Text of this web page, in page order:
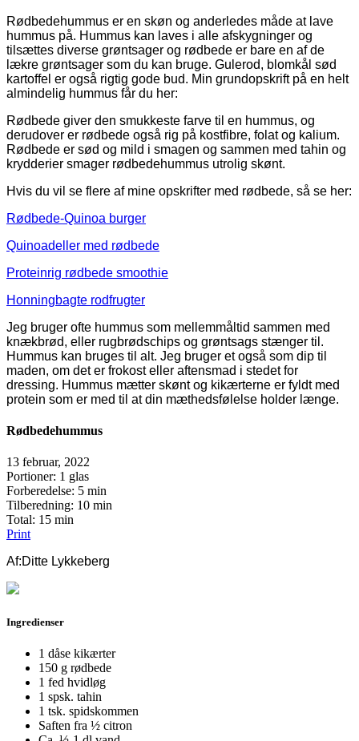
Rødbedehummus er en skøn og anderledes måde at lave
hummus på. Hummus kan laves i alle afskygninger og
tilsættes diverse grøntsager og rødbede er bare en af de
lækre grøntsager som du kan bruge. Gulerod, blomkål sød
kartoffel er også rigtig gode bud. Min grundopskrift på en helt
almindelig hummus får du her:
Rødbede giver den smukkeste farve til en hummus, og
derudover er rødbede også rig på kostfibre, folat og kalium.
Rødbede er sød og mild i smagen og sammen med tahin og
krydderier smager rødbedehummus utrolig skønt.
Hvis du vil se flere af mine opskrifter med rødbede, så se her:
Rødbede-Quinoa burger
Quinoadeller med rødbede
Proteinrig rødbede smoothie
Honningbagte rodfrugter
Jeg bruger ofte hummus som mellemmåltid sammen med
knækbrød, eller rugbrødschips og grøntsags stænger til.
Hummus kan bruges til alt. Jeg bruger et også som dip til
maden, om det er frokost eller aftensmad i stedet for
dressing. Hummus mætter skønt og kikærterne er fyldt med
protein som er med til at din mæthedsfølelse holder længe.
Rødbedehummus
13 februar, 2022
Portioner: 1 glas
Forberedelse: 5 min
Tilberedning: 10 min
Total: 15 min
Print
Af:Ditte Lykkeberg
Ingredienser
1 dåse kikærter
150 g rødbede
1 fed hvidløg
1 spsk. tahin
1 tsk. spidskommen
Saften fra ½ citron